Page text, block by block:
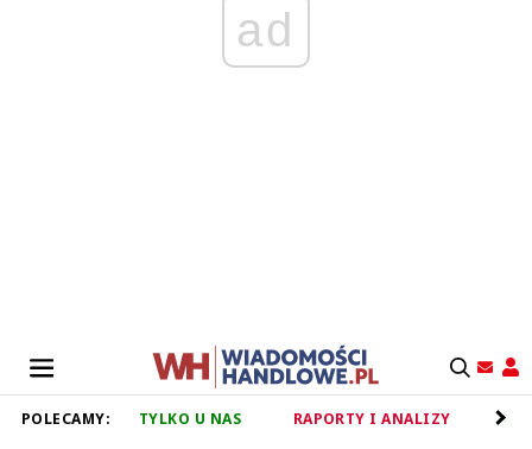
ad
POLECAMY: TYLKO U NAS RAPORTY I ANALIZY